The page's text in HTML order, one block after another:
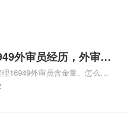
外审员经历，外审员
16949外审员含金量、怎么才
TS16949:2009的外审员、我